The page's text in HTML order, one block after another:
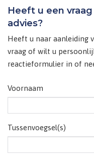
Heeft u een
advies?
Heeft u naar aanleiding
vraag of wilt u
reactieformulier in of
Voornaam
Tussenvoegsel(s)